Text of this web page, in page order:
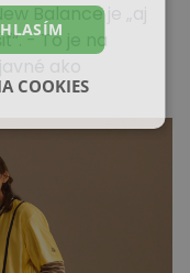
Balance je „aj
- To je na
COOKIES